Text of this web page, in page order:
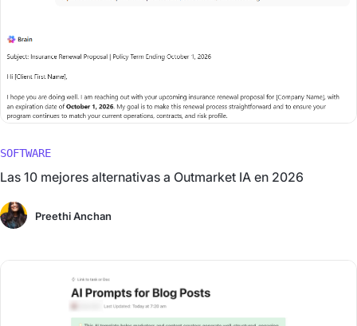
SOFTWARE
Las 10 mejores alternativas a Outmarket IA en 2026
Preethi Anchan